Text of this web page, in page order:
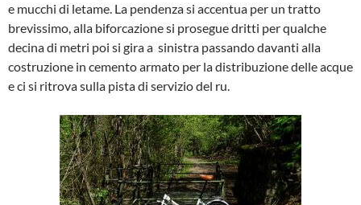
e mucchi di letame. La pendenza si accentua per un tratto
brevissimo, alla biforcazione si prosegue dritti per qualche
decina di metri poi si gira a sinistra passando davanti alla
costruzione in cemento armato per la distribuzione delle acque
e ci si ritrova sulla pista di servizio del ru.